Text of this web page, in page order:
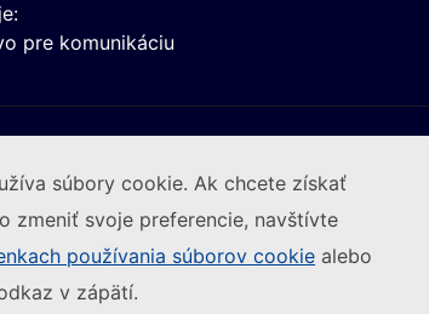
súbory cookie. Ak chcete získať
zmeniť svoje preferencie, navštívte
používania súborov cookie alebo
v zápätí.
pre komunikáciu
Kontakt(Externý odkaz)
(Externý odkaz)
Jazyky na našich webových stránkach